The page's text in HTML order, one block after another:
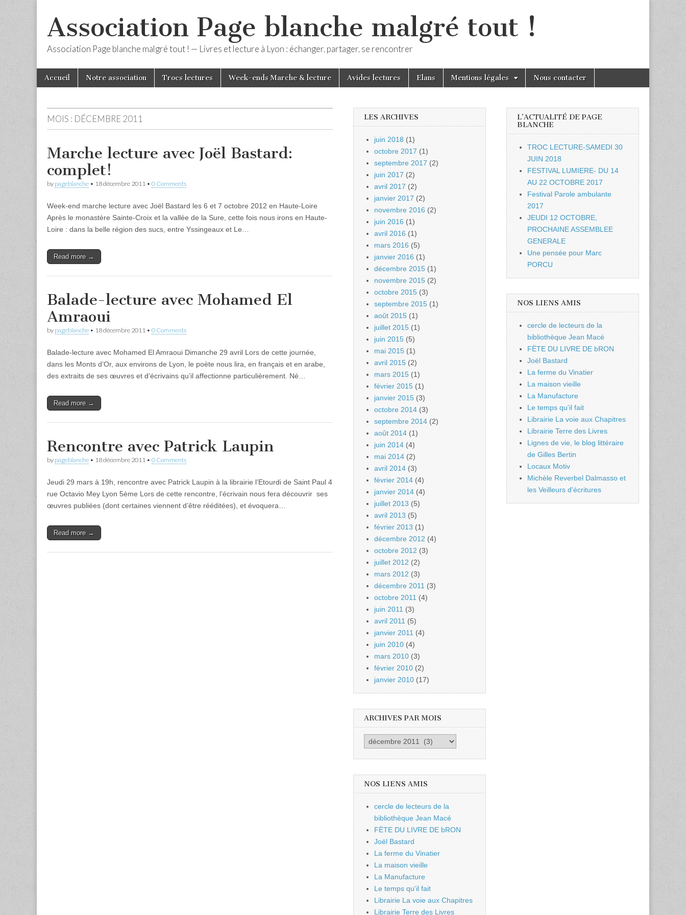
Association Page blanche malgré tout !
Association Page blanche malgré tout ! — Livres et lecture à Lyon : échanger, partager, se rencontrer
Main
menu
Skip
Accueil Notre association Trocs lectures Week-ends Marche & lecture Avides lectures Elans Mentions légales Nous contacter
MOIS : DÉCEMBRE 2011
Marche lecture avec Joël Bastard:
complet!
by pageblanche • 18 décembre 2011 • 0 Comments
Week-end marche lecture avec Joël Bastard les 6 et 7 octobre 2012 en Haute-Loire
Après le monastère Sainte-Croix et la vallée de la Sure, cette fois nous irons en Haute-
Loire : dans la belle région des sucs, entre Yssingeaux et Le…
Read more →
Balade-lecture avec Mohamed El
Amraoui
by pageblanche • 18 décembre 2011 • 0 Comments
Balade-lecture avec Mohamed El Amraoui Dimanche 29 avril Lors de cette journée,
dans les Monts d’Or, aux environs de Lyon, le poète nous lira, en français et en arabe,
des extraits de ses œuvres et d’écrivains qu’il affectionne particulièrement. Né…
Read more →
Rencontre avec Patrick Laupin
by pageblanche • 18 décembre 2011 • 0 Comments
Jeudi 29 mars à 19h, rencontre avec Patrick Laupin à la librairie l’Etourdi de Saint Paul 4
rue Octavio Mey Lyon 5ème Lors de cette rencontre, l’écrivain nous fera découvrir ses
œuvres publiées (dont certaines viennent d’être rééditées), et évoquera…
Read more →
LES ARCHIVES
juin 2018 (1)
octobre 2017 (1)
septembre 2017 (2)
juin 2017 (2)
avril 2017 (2)
janvier 2017 (2)
novembre 2016 (2)
juin 2016 (1)
avril 2016 (1)
mars 2016 (5)
janvier 2016 (1)
décembre 2015 (1)
novembre 2015 (2)
octobre 2015 (3)
septembre 2015 (1)
août 2015 (1)
juillet 2015 (1)
juin 2015 (5)
mai 2015 (1)
avril 2015 (2)
mars 2015 (1)
février 2015 (1)
janvier 2015 (3)
octobre 2014 (3)
septembre 2014 (2)
août 2014 (1)
juin 2014 (4)
mai 2014 (2)
avril 2014 (3)
février 2014 (4)
janvier 2014 (4)
juillet 2013 (5)
avril 2013 (5)
février 2013 (1)
décembre 2012 (4)
octobre 2012 (3)
juillet 2012 (2)
mars 2012 (3)
décembre 2011 (3)
octobre 2011 (4)
juin 2011 (3)
avril 2011 (5)
janvier 2011 (4)
juin 2010 (4)
mars 2010 (3)
février 2010 (2)
janvier 2010 (17)
ARCHIVES PAR MOIS
Archives
NOS LIENS AMIS
cercle de lecteurs de la
bibliothèque Jean Macé
FËTE DU LIVRE DE bRON
Joël Bastard
La ferme du Vinatier
La maison vieille
La Manufacture
Le temps qu'il fait
Librairie La voie aux Chapitres
Librairie Terre des Livres
L’ACTUALITÉ DE PAGE
BLANCHE
TROC LECTURE-SAMEDI 30
JUIN 2018
FESTIVAL LUMIERE- DU 14
AU 22 OCTOBRE 2017
Festival Parole ambulante
2017
JEUDI 12 OCTOBRE,
PROCHAINE ASSEMBLEE
GENERALE
Une pensée pour Marc
PORCU
NOS LIENS AMIS
cercle de lecteurs de la
bibliothèque Jean Macé
FËTE DU LIVRE DE bRON
Joël Bastard
La ferme du Vinatier
La maison vieille
La Manufacture
Le temps qu'il fait
Librairie La voie aux Chapitres
Librairie Terre des Livres
Lignes de vie, le blog littéraire
de Gilles Bertin
Locaux Motiv
Michèle Reverbel Dalmasso et
les Veilleurs d'écritures